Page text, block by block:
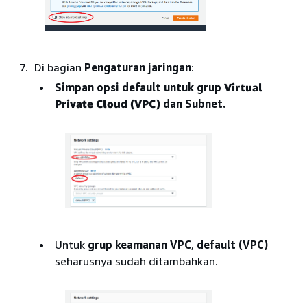
Di bagian Pengaturan jaringan:
Simpan opsi default untuk grup Virtual
Private Cloud (VPC) dan Subnet.
Untuk grup keamanan VPC, default (VPC)
seharusnya sudah ditambahkan.